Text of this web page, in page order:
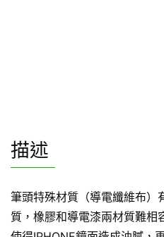
描述
筆頭特殊材質（導電纖維布）
質，橡膠和導電漆兩材質難相